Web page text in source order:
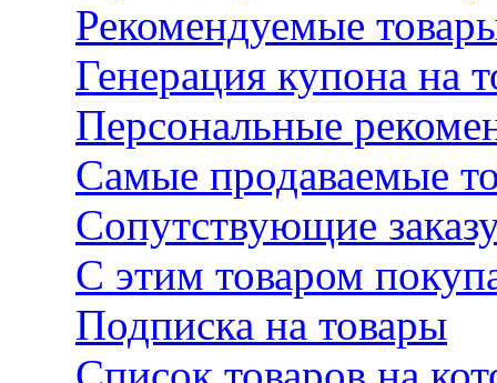
Рекомендуемые
Генерация купона на
Персональные
Самые продаваемые
Сопутствующие
С этим товаром
Подписка на товары